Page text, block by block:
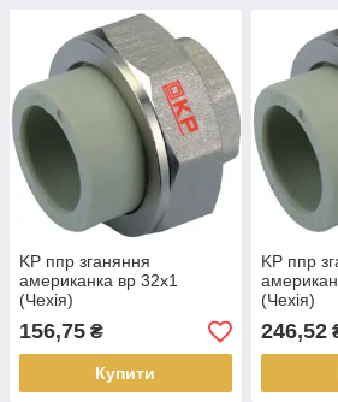
KP ппр зганяння
американка вр 32x1
(Чехія)
156,75 ₴
Купити
KP ппр
(Чехія)
246,52